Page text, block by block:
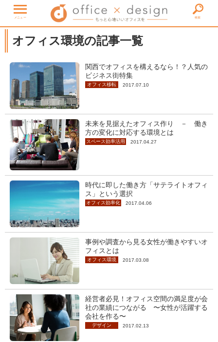
メニュー 検索
オフィス環境の記事一覧
関西でオフィスを構えるなら！？人気の
ビジネス街特集
オフィス移転 2017.07.10
未来を見据えたオフィス作り － 働き
方の変化に対応する環境とは
スペース効率活用 2017.04.27
時代に即した働き方「サテライトオフィ
ス」という選択
オフィス効率化 2017.04.06
事例や調査から見る女性が働きやすいオ
フィスとは
オフィス環境 2017.03.08
経営者必見！オフィス空間の満足度が会
社の業績につながる 〜女性が活躍する
会社を作る〜
デザイン 2017.02.13